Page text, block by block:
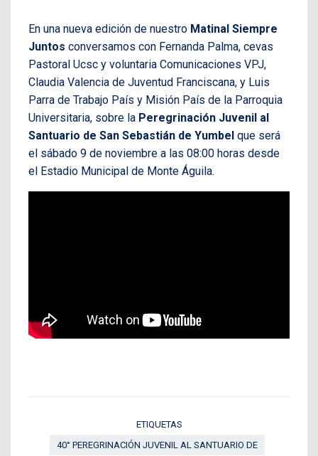
En una nueva edición de nuestro Matinal Siempre
Juntos conversamos con Fernanda Palma, cevas
Pastoral Ucsc y voluntaria Comunicaciones VPJ,
Claudia Valencia de Juventud Franciscana, y Luis
Parra de Trabajo País y Misión País de la Parroquia
Universitaria, sobre la Peregrinación Juvenil al
Santuario de San Sebastián de Yumbel que será
el sábado 9 de noviembre a las 08:00 horas desde
el Estadio Municipal de Monte Águila.
ETIQUETAS
40° PEREGRINACIÓN JUVENIL AL SANTUARIO DE